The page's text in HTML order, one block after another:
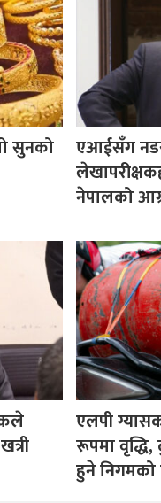
सुनको
एआईसँग
नेपालको
एलपी
रूपमा
हुने निगमको